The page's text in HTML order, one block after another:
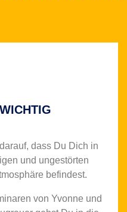
WICHTIG
dass Du Dich in
und ungestörten
befindest.
von Yvonne und